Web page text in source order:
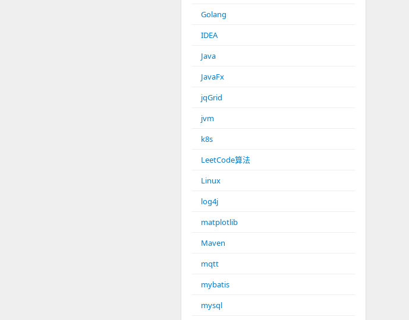
Golang
IDEA
Java
JavaFx
jqGrid
jvm
k8s
LeetCode算法
Linux
log4j
matplotlib
Maven
mqtt
mybatis
mysql